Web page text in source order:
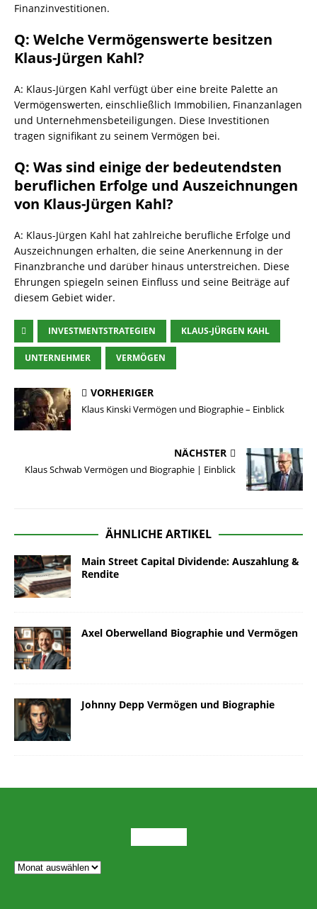
Finanzinvestitionen.
Q: Welche Vermögenswerte besitzen
Klaus-Jürgen Kahl?
A: Klaus-Jürgen Kahl verfügt über eine breite Palette an
Vermögenswerten, einschließlich Immobilien, Finanzanlagen
und Unternehmensbeteiligungen. Diese Investitionen
tragen signifikant zu seinem Vermögen bei.
Q: Was sind einige der bedeutendsten
beruflichen Erfolge und Auszeichnungen
von Klaus-Jürgen Kahl?
A: Klaus-Jürgen Kahl hat zahlreiche berufliche Erfolge und
Auszeichnungen erhalten, die seine Anerkennung in der
Finanzbranche und darüber hinaus unterstreichen. Diese
Ehrungen spiegeln seinen Einfluss und seine Beiträge auf
diesem Gebiet wider.
INVESTMENTSTRATEGIEN KLAUS-JÜRGEN KAHL
UNTERNEHMER VERMÖGEN
VORHERIGER
Klaus Kinski Vermögen und Biographie – Einblick
NÄCHSTER
Klaus Schwab Vermögen und Biographie | Einblick
ÄHNLICHE ARTIKEL
Main Street Capital Dividende: Auszahlung &
Rendite
Axel Oberwelland Biographie und Vermögen
Johnny Depp Vermögen und Biographie